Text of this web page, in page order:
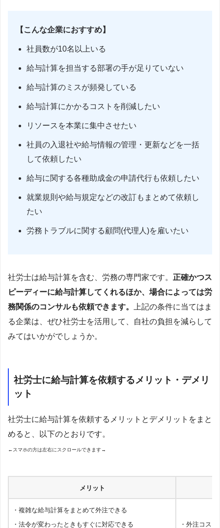
【こんな企業におすすめ】
社員数が10名以上いる
給与計算を担当する部署の手が足りていない
給与計算のミスが頻発している
給与計算にかかるコストを削減したい
リソースを本業に集中させたい
社員の入退社や給与情報の管理・更新などを一括
して依頼したい
給与に関する各種助成金の申請代行も依頼したい
就業規則や給与規定などの改訂もまとめて依頼し
たい
労務トラブルに関する顧問(代理人)を雇いたい
社労士は給与計算を含む、労務の専門家です。 正確かつス
ピーディーに給与計算してくれるほか、場合によっては労
務関係のコンサルも依頼できます。
上記の条件に当てはま
る企業は、ぜひ社労士を活用して、自社の負担を減らして
みてはいかがでしょうか。
社労士に給与計算を依頼するメリット・デメリ
ット
社労士に給与計算を依頼するメリットとデメリットをまと
めると、以下のとおりです。
←スマホの方は左右にスクロールできます→
メリット
・複雑な給与計算をまとめて外注できる
・法令が変わったときもすぐに対応できる
・外注コス